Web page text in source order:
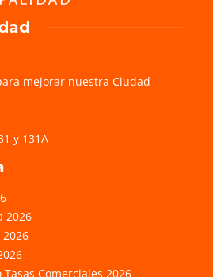
mejorar nuestra Ciudad
y 131A
2026
Comerciales 2026